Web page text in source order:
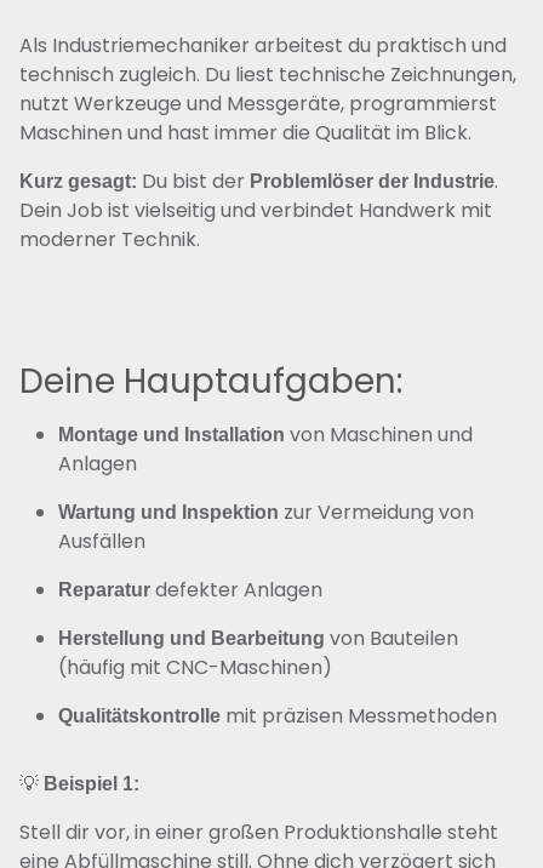
Als Industriemechaniker arbeitest du praktisch und
technisch zugleich. Du liest technische Zeichnungen,
nutzt Werkzeuge und Messgeräte, programmierst
Maschinen und hast immer die Qualität im Blick.
Kurz gesagt: Du bist der Problemlöser der Industrie.
Dein Job ist vielseitig und verbindet Handwerk mit
moderner Technik.
Deine Hauptaufgaben:
Montage und Installation von Maschinen und
Anlagen
Wartung und Inspektion zur Vermeidung von
Ausfällen
Reparatur defekter Anlagen
Herstellung und Bearbeitung von Bauteilen
(häufig mit CNC-Maschinen)
Qualitätskontrolle mit präzisen Messmethoden
💡 Beispiel 1:
Stell dir vor, in einer großen Produktionshalle steht
eine Abfüllmaschine still. Ohne dich verzögert sich